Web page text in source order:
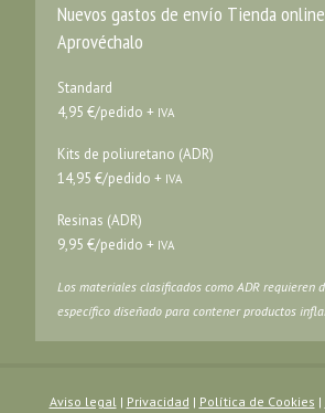
Nuevos gastos de envío Tienda
Aprovéchalo
Standard
4,95 €/pedido + IVA
Kits de poliuretano (ADR)
14,95 €/pedido + IVA
Resinas (ADR)
9,95 €/pedido + IVA
Los materiales clasificados como ADR requieren
específico diseñado para contener productos
Aviso legal| Privacidad | Política de Cookies |